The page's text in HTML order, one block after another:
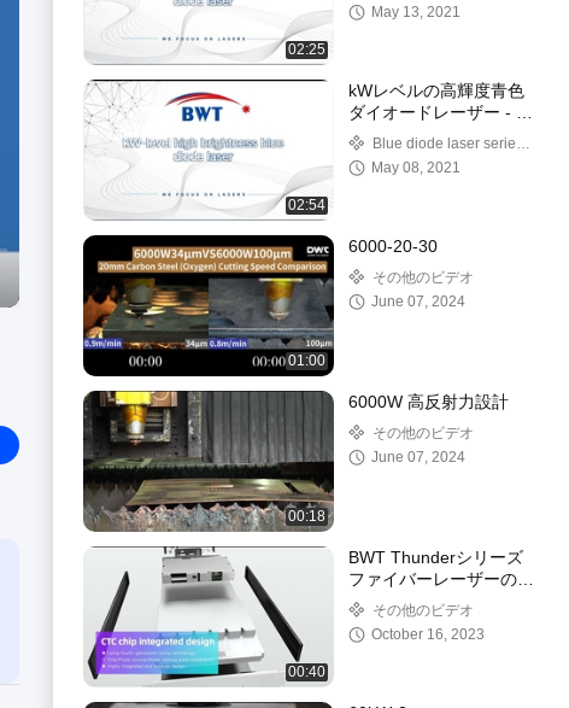
02:25
products
May 13, 2021
02:54
kWレベルの高輝度青色
ダイオードレーザー - セ
クションA
Blue diode laser series
products
May 08, 2021
01:00
6000-20-30
その他のビデオ
June 07, 2024
00:18
6000W 高反射力設計
その他のビデオ
June 07, 2024
00:40
BWT Thunderシリーズ
ファイバーレーザーの内
部構造の分解表示
その他のビデオ
October 16, 2023